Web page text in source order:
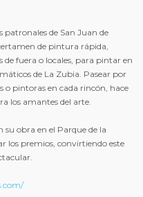
patronales de San Juan de
de pintura rápida,
fuera o locales, para pintar en
de La Zubia. Pasear por
pintoras en cada rincón, hace
los amantes del arte.
su obra en el Parque de la
los premios, convirtiendo este